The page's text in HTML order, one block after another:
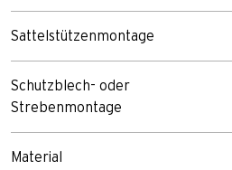
Sattelstützenmontage
Schutzblech- oder
Strebenmontage
Material